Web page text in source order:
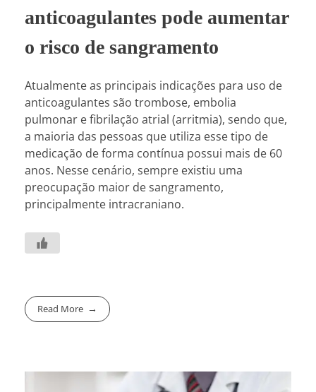
anticoagulantes pode aumentar
o risco de sangramento
Atualmente as principais indicações para uso de
anticoagulantes são trombose, embolia
pulmonar e fibrilação atrial (arritmia), sendo que,
a maioria das pessoas que utiliza esse tipo de
medicação de forma contínua possui mais de 60
anos. Nesse cenário, sempre existiu uma
preocupação maior de sangramento,
principalmente intracraniano.
Read More